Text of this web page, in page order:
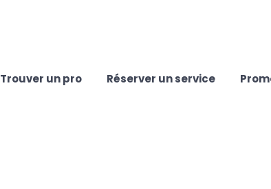
Trouver un pro Réserver un service